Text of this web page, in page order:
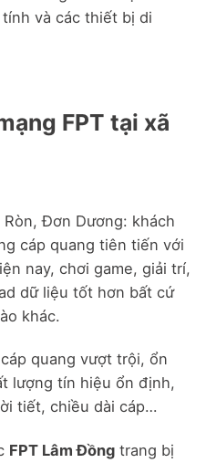
và các thiết bị di
FPT tại xã
Ròn, Đơn Dương: khách
cáp quang tiên tiến với
nay, chơi game, giải trí,
dữ liệu tốt hơn bất cứ
khác.
quang vượt trội, ổn
lượng tín hiệu ổn định,
tiết, chiều dài cáp…
FPT Lâm Đồng trang bị